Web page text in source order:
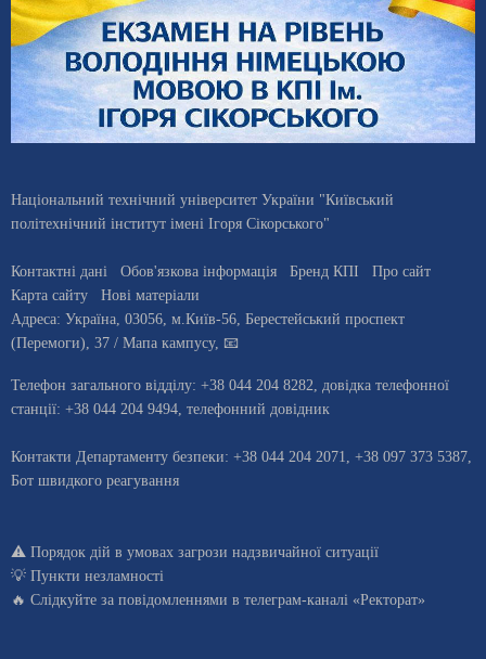
Національний технічний університет України "Київський
політехнічний інститут імені Ігоря Сікорського"
Контактні дані Обов'язкова інформація Бренд КПІ
Про сайт
Карта сайту
Нові матеріали
Адреса: Україна, 03056, м.Київ-56, Берестейський проспект
(Перемоги), 37 / Мапа кампусу, 📧
Телефон загального відділу: +38 044 204 8282, довiдка телефонної
станцiї: +38 044 204 9494, телефонний довідник
Контакти Департаменту безпеки: +38 044 204 2071, +38 097 373 5387,
Бот швидкого реагування
⚠️ Порядок дій в умовах загрози надзвичайної ситуації
💡 Пункти незламності
🔥 Слідкуйте за повідомленнями в телеграм-каналі «Ректорат»